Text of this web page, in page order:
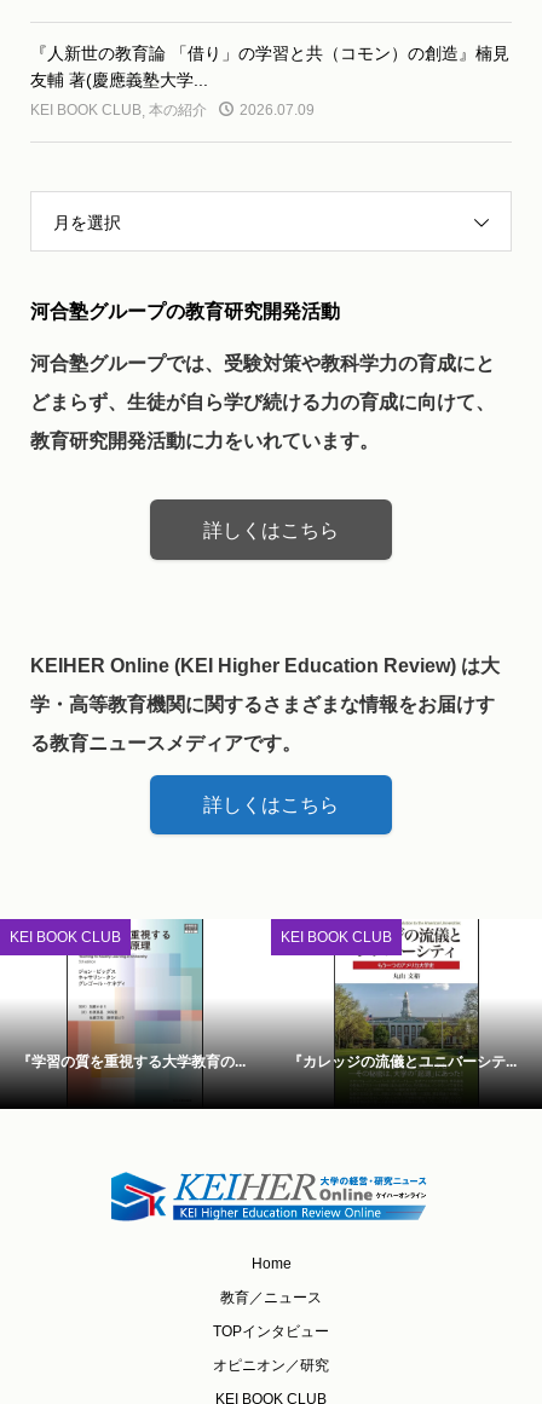
『人新世の教育論 「借り」の学習と共（コモン）の創造』楠見
友輔 著(慶應義塾大学...
KEI BOOK CLUB, 本の紹介 2026.07.09
月を選択
河合塾グループの教育研究開発活動
河合塾グループでは、受験対策や教科学力の育成にと
どまらず、生徒が自ら学び続ける力の育成に向けて、
教育研究開発活動に力をいれています。
詳しくはこちら
KEIHER Online (KEI Higher Education Review) は大
学・高等教育機関に関するさまざまな情報をお届けす
る教育ニュースメディアです。
詳しくはこちら
KEI BOOK CLUB
『学習の質を重視する大学教育の...
KEI BOOK CLUB
『カレッジの流儀とユニバーシテ...
Home
教育／ニュース
TOPインタビュー
オピニオン／研究
KEI BOOK CLUB